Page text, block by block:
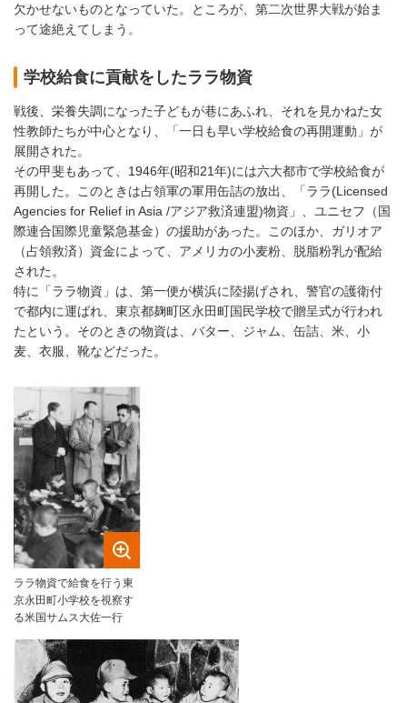
欠かせないものとなっていた。ところが、第二次世界大戦が始ま
って途絶えてしまう。
学校給食に貢献をしたララ物資
戦後、栄養失調になった子どもが巷にあふれ、それを見かねた女
性教師たちが中心となり、「一日も早い学校給食の再開運動」が
展開された。
その甲斐もあって、1946年(昭和21年)には六大都市で学校給食が
再開した。このときは占領軍の軍用缶詰の放出、「ララ(Licensed
Agencies for Relief in Asia /アジア救済連盟)物資」、ユニセフ（国
際連合国際児童緊急基金）の援助があった。このほか、ガリオア
（占領救済）資金によって、アメリカの小麦粉、脱脂粉乳が配給
された。
特に「ララ物資」は、第一便が横浜に陸揚げされ、警官の護衛付
で都内に運ばれ、東京都麹町区永田町国民学校で贈呈式が行われ
たという。そのときの物資は、バター、ジャム、缶詰、米、小
麦、衣服、靴などだった。
ララ物資で給食を行う東
京永田町小学校を視察す
る米国サムス大佐一行